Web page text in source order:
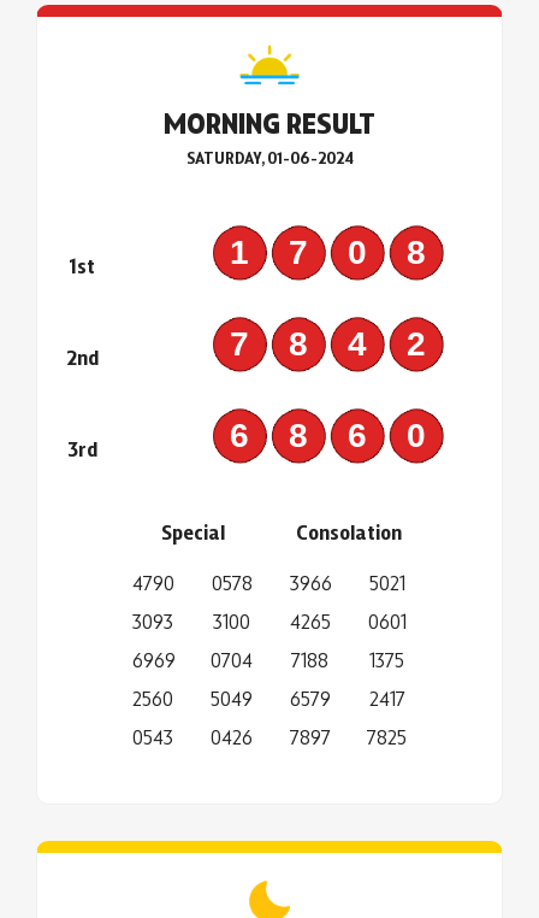
MORNING RESULT
SATURDAY, 01-06-2024
1st 1708
2nd 7842
3rd 6860
Special
4790
3093
6969
2560
0543
0578
3100
0704
5049
0426
Consolation
3966
4265
7188
6579
7897
5021
0601
1375
2417
7825